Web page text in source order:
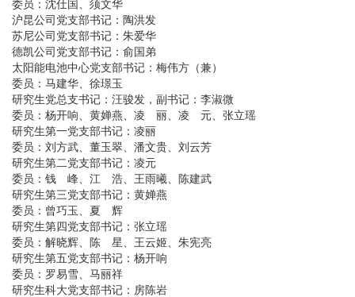
委员：沈仕国、须文华
沪昆公司党支部书记：陶洪发
苏尼公司党支部书记：朱爱华
德凯公司党支部书记：俞国弟
太阳能电池中心党支部书记：梅伟方（兼）
委员：马建华、徐璟玉
研究生党总支书记：汪骏发，副书记：李淑微
委员：杨开响、黄婵燕、凌 丽、凌 元、张立瑶
研究生第一党支部书记：凌丽
委员：刘方武、董玉翠、潘文贵、刘云芳
研究生第二党支部书记：凌元
委员：钱 峰、江 浩、王雨曦、陈建武
研究生第三党支部书记：黄婵燕
委员：曾巧玉、夏 辉
研究生第四党支部书记：张立瑶
委员：解晓辉、陈 星、王云姬、朱宪亮
研究生第五党支部书记：杨开响
委员：罗易雪、马丽祥
研究生科大党支部书记：房陈岩